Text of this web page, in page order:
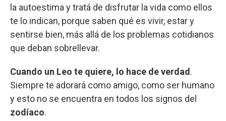
la autoestima y tratá de disfrutar la vida como ellos
te lo indican, porque saben qué es vivir, estar y
sentirse bien, más allá de los problemas cotidianos
que deban sobrellevar.
Cuando un Leo te quiere, lo hace de verdad.
Siempre te adorará como amigo, como ser humano
y esto no se encuentra en todos los signos del
zodíaco.